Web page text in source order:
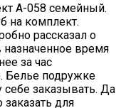
А-058 семейный.
на комплект.
рассказал о
время
за час
Белье подружке
заказывать. Да
для